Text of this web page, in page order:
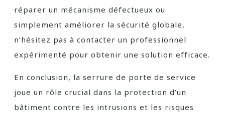
réparer un mécanisme défectueux ou
simplement améliorer la sécurité globale,
n’hésitez pas à contacter un professionnel
expérimenté pour obtenir une solution efficace.
En conclusion, la serrure de porte de service
joue un rôle crucial dans la protection d’un
bâtiment contre les intrusions et les risques